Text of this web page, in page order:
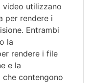
video utilizzano
per rendere i
Entrambi
la
rendere i file
e la
contengono